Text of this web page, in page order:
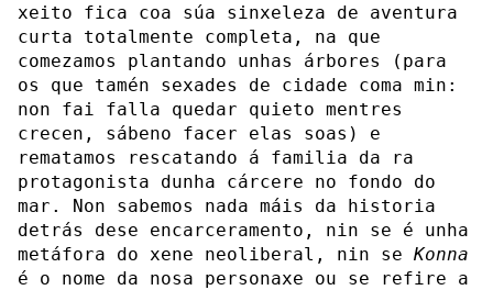
xeito fica coa súa sinxeleza de aventura
curta totalmente completa, na que
comezamos plantando unhas árbores (para
os que tamén sexades de cidade coma min:
non fai falla quedar quieto mentres
crecen, sábeno facer elas soas) e
rematamos rescatando á familia da ra
protagonista dunha cárcere no fondo do
mar. Non sabemos nada máis da historia
detrás dese encarceramento, nin se é unha
metáfora do xene neoliberal, nin se Konna
é o nome da nosa personaxe ou se refire a